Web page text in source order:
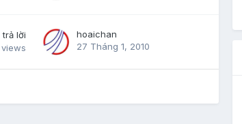
trả lời
views
hoaichan
27 Tháng 1, 2010